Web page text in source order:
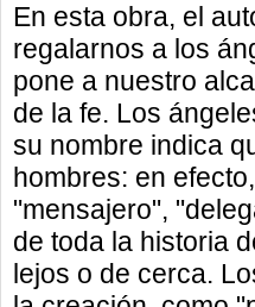
En esta obra, el
regalarnos a los
pone a nuestro
de la fe. Los
su nombre indica
hombres: en efecto,
"mensajero",
de toda la historia
lejos o de cerca.